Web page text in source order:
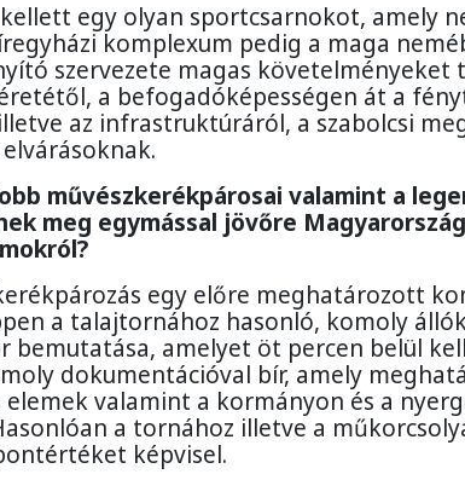
egy olyan sportcsarnokot, amely
komplexum pedig a maga
szervezete magas követelményeket
a befogadóképességen át a
az infrastruktúráról, a szabolcsi
művészkerékpárosai valamint a
meg egymással jövőre
egy előre meghatározott
a talajtornához hasonló, komoly
bemutatása, amelyet öt percen belül
dokumentációval bír, amely
valamint a kormányon és a
a tornához illetve a
képvisel.